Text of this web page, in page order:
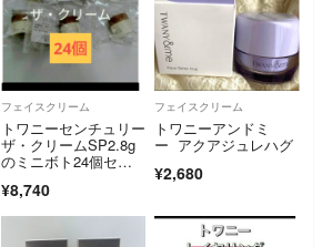
フェイスクリーム
トワニーセンチュリー
ザ・クリームSP2.8g
のミニボト24個セッ
¥8,740
フェイスクリーム
トワニーアンドミ
ー アクアジュレハグ
¥2,680